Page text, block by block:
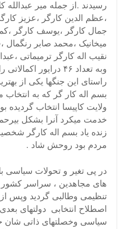
رسیدند .از جمله میر عبدالله
،عظم الدین کارگر ،عزیز
جمال کارگر ،یوسف کارگر
میخانیک ،محمد صابر رنگمال
نقیب اله کارگر ترمیماتی
وبه تعداد ۴۶ درایور
راستای این جنگها یکی از
بسم اله کار گر که به
ولایت کاپیسا انتخاب گردیده
خدمت میکرد آنرا بشکل
زنده یاد بسم اله کارگر
مردم بود روحش شاد .
در پی تغیر و تحولات سیاسی
های مجاهدین ، سراسر
تنظیمی وطالبی گردید وپس از
اصطلاح انتخابی دولتهای
سیاسی وخصلتهای ذاتی شان